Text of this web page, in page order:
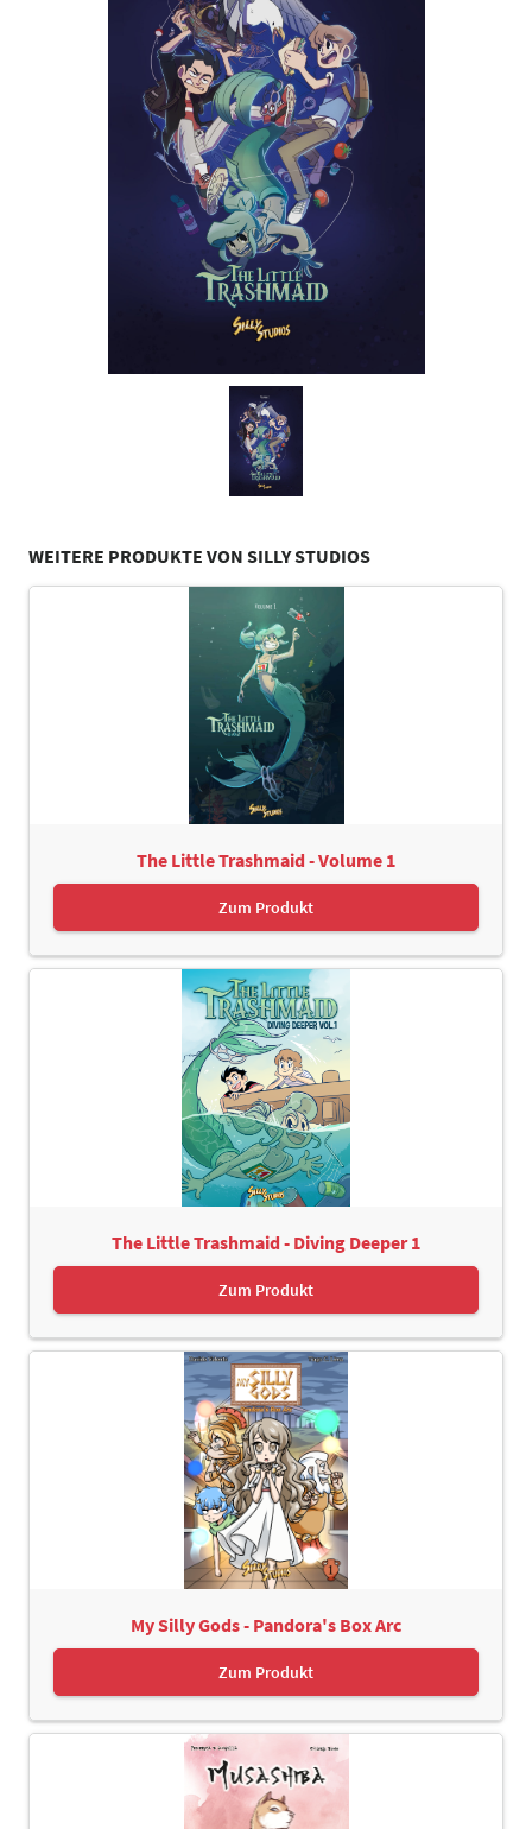
WEITERE PRODUKTE VON SILLY STUDIOS
The Little Trashmaid - Volume 1
Zum Produkt
The Little Trashmaid - Diving Deeper 1
Zum Produkt
My Silly Gods - Pandora's Box Arc
Zum Produkt